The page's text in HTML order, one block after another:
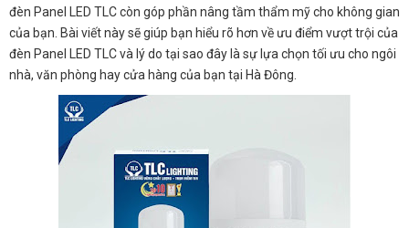
đèn Panel LED TLC còn góp phần nâng tầm thẩm mỹ cho không gian
của bạn. Bài viết này sẽ giúp bạn hiểu rõ hơn về ưu điểm vượt trội của
đèn Panel LED TLC và lý do tại sao đây là sự lựa chọn tối ưu cho ngôi
nhà, văn phòng hay cửa hàng của bạn tại Hà Đông.